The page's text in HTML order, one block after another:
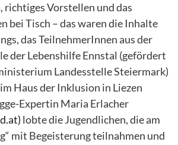
richtiges Vorstellen und das
bei Tisch – das waren die Inhalte
das TeilnehmerInnen aus der
der Lebenshilfe Ennstal (gefördert
Landesstelle Steiermark)
Haus der Inklusion in Liezen
Expertin Maria Erlacher
lobte die Jugendlichen, die am
mit Begeisterung teilnahmen und